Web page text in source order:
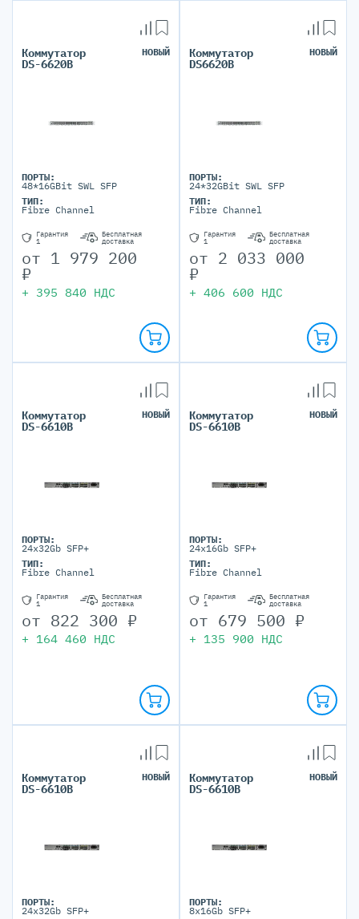
Коммутатор
DS-6620B
НОВЫЙ
ПОРТЫ:
48*16GBit SWL SFP
ТИП:
Fibre Channel
Гарантия
1
Бесплатная
доставка
от 1 979 200
₽
+ 395 840 НДС
Коммутатор
DS6620B
НОВЫЙ
ПОРТЫ:
24*32GBit SWL SFP
ТИП:
Fibre Channel
Гарантия
1
Бесплатная
доставка
от 2 033 000
₽
+ 406 600 НДС
Коммутатор
DS-6610B
НОВЫЙ
ПОРТЫ:
24x32Gb SFP+
ТИП:
Fibre Channel
Гарантия
1
Бесплатная
доставка
от 822 300 ₽
+ 164 460 НДС
Коммутатор
DS-6610B
НОВЫЙ
ПОРТЫ:
24x16Gb SFP+
ТИП:
Fibre Channel
Гарантия
1
Бесплатная
доставка
от 679 500 ₽
+ 135 900 НДС
Коммутатор
DS-6610B
НОВЫЙ
ПОРТЫ:
24x32Gb SFP+
Коммутатор
DS-6610B
НОВЫЙ
ПОРТЫ:
8x16Gb SFP+